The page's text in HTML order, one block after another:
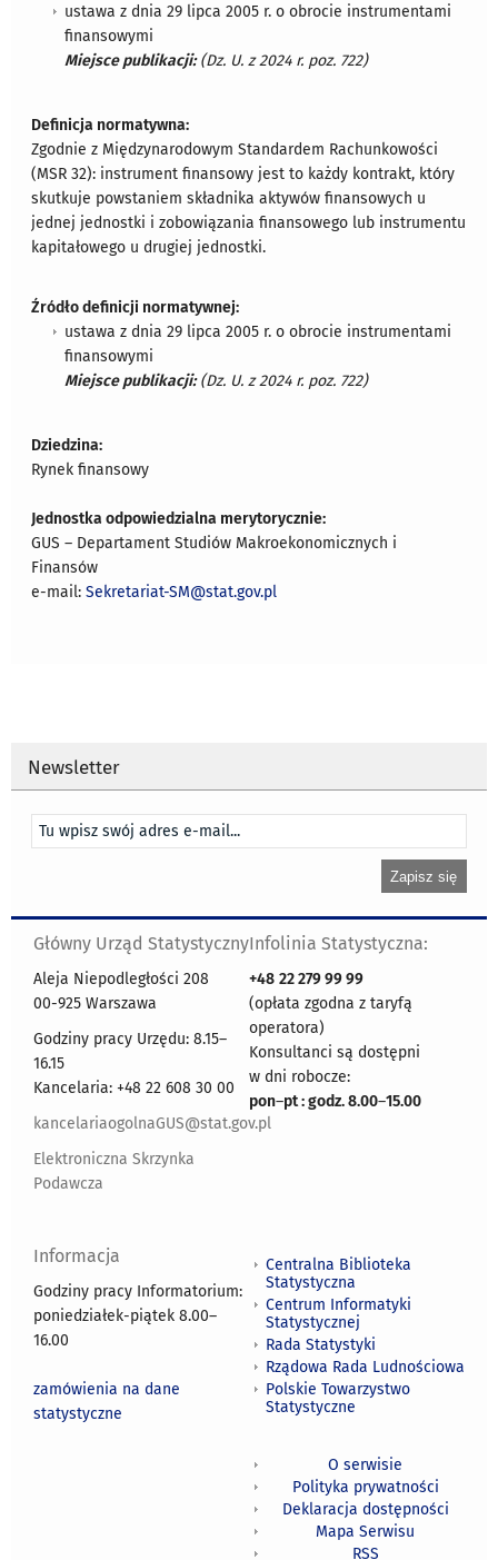
ustawa z dnia 29 lipca 2005 r. o obrocie instrumentami
finansowymi
Miejsce publikacji:(Dz. U. z 2024 r. poz. 722)
Definicja normatywna:
Zgodnie z Międzynarodowym Standardem Rachunkowości
(MSR 32): instrument finansowy jest to każdy kontrakt, który
skutkuje powstaniem składnika aktywów finansowych u
jednej jednostki i zobowiązania finansowego lub instrumentu
kapitałowego u drugiej jednostki.
Źródło definicji normatywnej:
ustawa z dnia 29 lipca 2005 r. o obrocie instrumentami
finansowymi
Miejsce publikacji:(Dz. U. z 2024 r. poz. 722)
Dziedzina:
Rynek finansowy
Jednostka odpowiedzialna merytorycznie:
GUS – Departament Studiów Makroekonomicznych i
Finansów
e-mail:Sekretariat-SM@stat.gov.pl
Newsletter
Główny Urząd Statystyczny
Aleja Niepodległości 208
00-925 Warszawa
Godziny pracy Urzędu: 8.15–
16.15
Kancelaria: +48 22 608 30 00
kancelariaogolnaGUS@stat.gov.pl
Elektroniczna Skrzynka
Podawcza
Infolinia Statystyczna:
+48 22 279 99 99
(opłata zgodna z taryfą
operatora)
Konsultanci są dostępni
w dni robocze:
pon–pt : godz. 8.00–15.00
Informacja
Godziny pracy Informatorium:
poniedziałek-piątek 8.00–
16.00
zamówienia na dane
statystyczne
Centralna Biblioteka
Statystyczna
Centrum Informatyki
Statystycznej
Rada Statystyki
Rządowa Rada Ludnościowa
Polskie Towarzystwo
Statystyczne
O serwisie
Polityka prywatności
Deklaracja dostępności
Mapa Serwisu
RSS